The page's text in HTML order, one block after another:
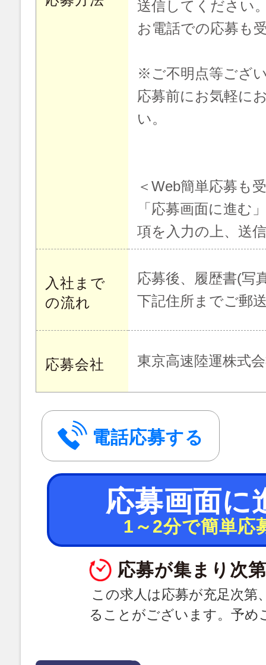
送信してください
お電話での応募も
※ご不明点等ござ
応募前にお気軽に
い。
＜Web簡単応募も
「応募画面に進む
項を入力の上、送
入社まで
の流れ
応募後、履歴書(写
下記住所までご郵
応募会社 東京高速陸運株式
電話応募する
応募画面に
1～2分で簡単応
応募が集まり次
この求人は応募が充足次第
ることがございます。予め